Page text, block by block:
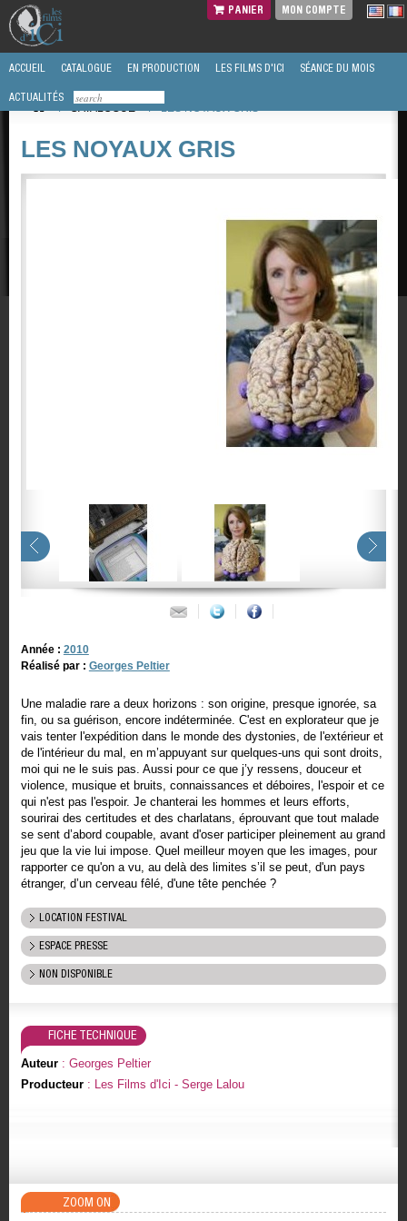
PANIER MON COMPTE
ACCUEIL CATALOGUE EN PRODUCTION LES FILMS D'ICI SÉANCE DU MOIS
ACTUALITÉS
/
CATALOGUE / LES NOYAUX GRIS
LES NOYAUX GRIS
Année : 2010
Réalisé par : Georges Peltier
Une maladie rare a deux horizons : son origine, presque ignorée, sa
fin, ou sa guérison, encore indéterminée. C'est en explorateur que je
vais tenter l'expédition dans le monde des dystonies, de l'extérieur et
de l'intérieur du mal, en m’appuyant sur quelques-uns qui sont droits,
moi qui ne le suis pas. Aussi pour ce que j’y ressens, douceur et
violence, musique et bruits, connaissances et déboires, l'espoir et ce
qui n'est pas l'espoir. Je chanterai les hommes et leurs efforts,
sourirai des certitudes et des charlatans, éprouvant que tout malade
se sent d’abord coupable, avant d'oser participer pleinement au grand
jeu que la vie lui impose. Quel meilleur moyen que les images, pour
rapporter ce qu'on a vu, au delà des limites s’il se peut, d'un pays
étranger, d’un cerveau fêlé, d'une tête penchée ?
LOCATION FESTIVAL
ESPACE PRESSE
NON DISPONIBLE
FICHE TECHNIQUE
Auteur: Georges Peltier
Producteur: Les Films d'Ici - Serge Lalou
ZOOM ON